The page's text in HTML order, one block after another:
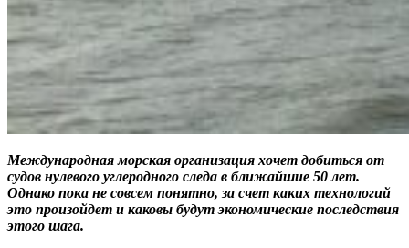
Международная морская организация хочет добиться от
судов нулевого углеродного следа в ближайшие 50 лет.
Однако пока не совсем понятно, за счет каких технологий
это произойдет и каковы будут экономические последствия
этого шага.